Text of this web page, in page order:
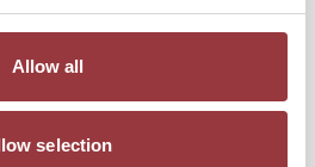
Allow all
selection
kr